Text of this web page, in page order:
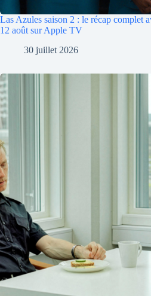
Las Azules saison 2 : le récap complet
12 août sur Apple TV
30 juillet 2026